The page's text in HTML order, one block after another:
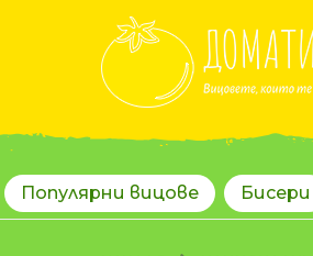
Популярни вицове Бисери